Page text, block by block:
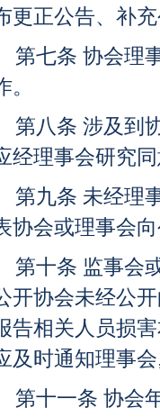
更正公告、补
第七条 协会理
。
第八条 涉及到
经理事会研究
第九条 未经理
协会或理事会
第十条 监事会
开协会未经公
告相关人员损
及时通知理事
第十一条 协会